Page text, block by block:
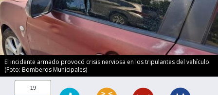
El incidente armado provocó crisis nerviosa en los tripulantes del vehículo.
(Foto: Bomberos Municipales)
19